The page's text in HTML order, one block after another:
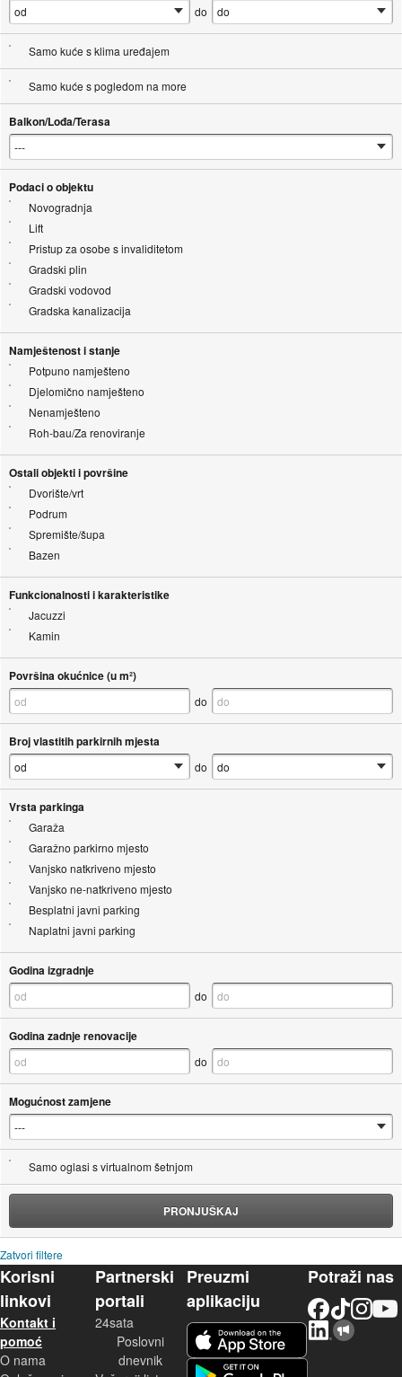
do
Samo kuće s klima uređajem
Samo kuće s pogledom na more
Balkon/Lođa/Terasa
Podaci o objektu
Novogradnja
Lift
Pristup za osobe s invaliditetom
Gradski plin
Gradski vodovod
Gradska kanalizacija
Namještenost i stanje
Potpuno namješteno
Djelomično namješteno
Nenamješteno
Roh-bau/Za renoviranje
Ostali objekti i površine
Dvorište/vrt
Podrum
Spremište/šupa
Bazen
Funkcionalnosti i karakteristike
Jacuzzi
Kamin
Površina okućnice (u m²)
do
Broj vlastitih parkirnih mjesta
do
Vrsta parkinga
Garaža
Garažno parkirno mjesto
Vanjsko natkriveno mjesto
Vanjsko ne-natkriveno mjesto
Besplatni javni parking
Naplatni javni parking
Godina izgradnje
do
Godina zadnje renovacije
do
Mogućnost zamjene
Samo oglasi s virtualnom šetnjom
PRONJUŠKAJ
Zatvori filtere
Korisni
linkovi
Kontakt i
pomoć
O nama
Partnerski
portali
24sata
Poslovni
dnevnik
Preuzmi
aplikaciju
Potraži nas